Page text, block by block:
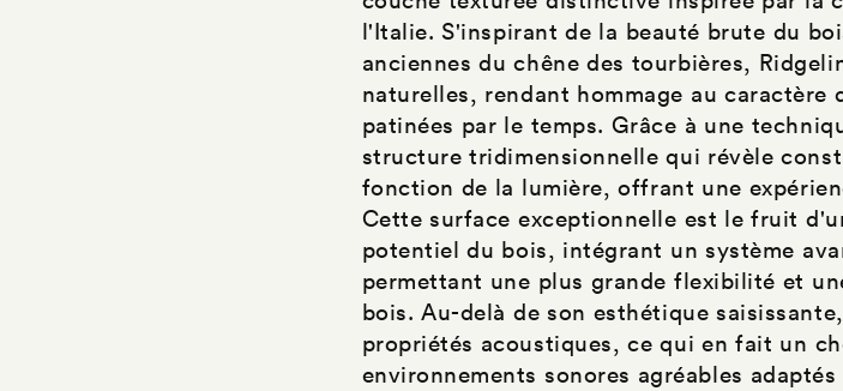
l'Italie. S'inspirant de la beauté brute du
anciennes du chêne des tourbières,
naturelles, rendant hommage au
patinées par le temps. Grâce à une
structure tridimensionnelle qui révèle
fonction de la lumière, offrant une
Cette surface exceptionnelle est le fruit
potentiel du bois, intégrant un système
permettant une plus grande flexibilité et
bois. Au-delà de son esthétique
propriétés acoustiques, ce qui en fait un
environnements sonores agréables